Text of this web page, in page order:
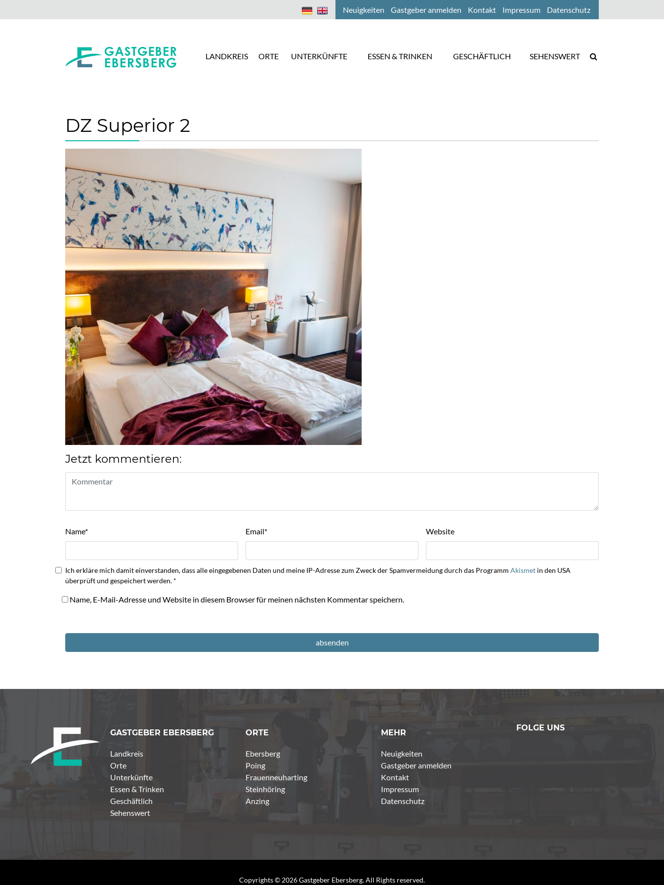
Neuigkeiten Gastgeber anmelden Kontakt Impressum Datenschutz
LANDKREIS ORTE UNTERKÜNFTE ESSEN & TRINKEN GESCHÄFTLICH SEHENSWERT
DZ Superior 2
Jetzt kommentieren:
Name* Email* Website
Ich erkläre mich damit einverstanden, dass alle eingegebenen Daten und meine IP-Adresse zum Zweck der Spamvermeidung durch das Programm Akismet in den USA
überprüft und gespeichert werden. *
Name, E-Mail-Adresse und Website in diesem Browser für meinen nächsten Kommentar speichern.
GASTGEBER EBERSBERG
Landkreis
Orte
Unterkünfte
Essen & Trinken
Geschäftlich
Sehenswert
ORTE
Ebersberg
Poing
Frauenneuharting
Steinhöring
Anzing
MEHR
Neuigkeiten
Gastgeber anmelden
Kontakt
Impressum
Datenschutz
FOLGE UNS
Copyrights © 2026 Gastgeber Ebersberg. All Rights reserved.